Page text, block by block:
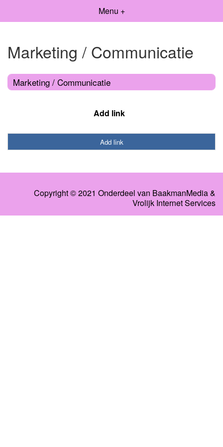
Menu +
Marketing / Communicatie
Marketing / Communicatie
Add link
Add link
Copyright © 2021 Onderdeel van BaakmanMedia&
Vrolijk Internet Services